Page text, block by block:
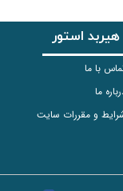
هیربد استور
با ما
ما
و مقررات سایت